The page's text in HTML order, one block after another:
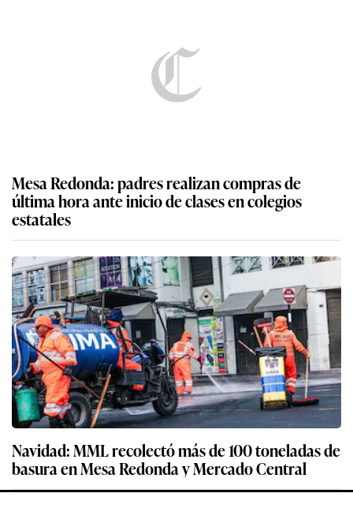
Mesa Redonda: padres realizan compras de
última hora ante inicio de clases en colegios
estatales
Navidad: MML recolectó más de 100 toneladas de
basura en Mesa Redonda y Mercado Central